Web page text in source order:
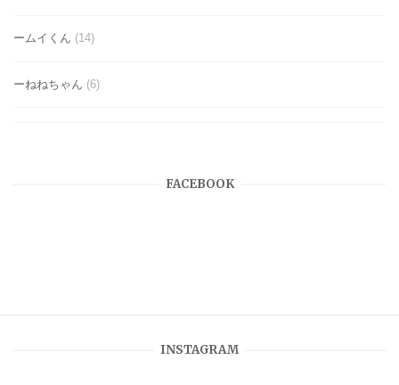
ームイくん (14)
ーねねちゃん (6)
FACEBOOK
INSTAGRAM